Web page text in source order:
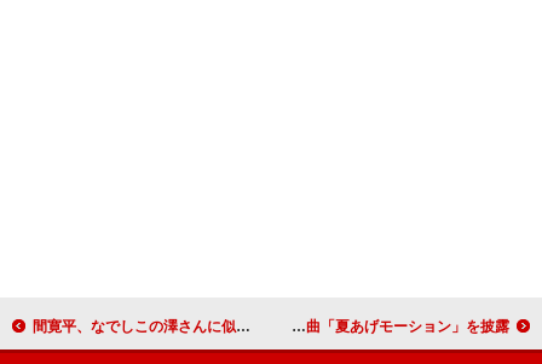
間寛平、なでしこの澤さんに似てる！？ 吉本芸人が集結してライブイベント 藤森慎吾とあやまん監督、熱愛の可能性は！？ 新曲「夏あげモーション」を披露